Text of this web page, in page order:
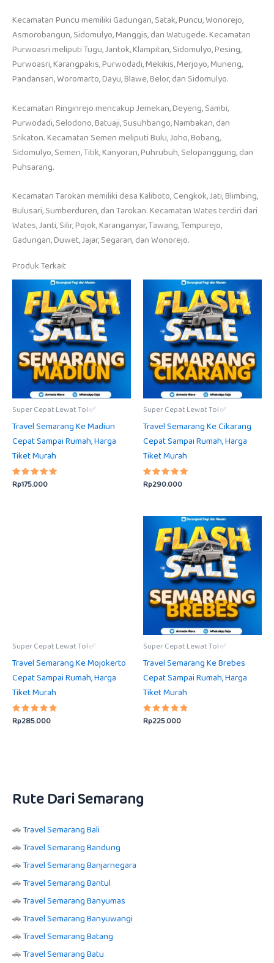
Kecamatan Puncu memiliki Gadungan, Satak, Puncu, Wonorejo,
Asmorobangun, Sidomulyo, Manggis, dan Watugede. Kecamatan
Purwoasri meliputi Tugu, Jantok, Klampitan, Sidomulyo, Pesing,
Purwoasri, Karangpakis, Purwodadi, Mekikis, Merjoyo, Muneng,
Pandansari, Woromarto, Dayu, Blawe, Belor, dan Sidomulyo.
Kecamatan Ringinrejo mencakup Jemekan, Deyeng, Sambi,
Purwodadi, Selodono, Batuaji, Susuhbango, Nambakan, dan
Srikaton. Kecamatan Semen meliputi Bulu, Joho, Bobang,
Sidomulyo, Semen, Titik, Kanyoran, Puhrubuh, Selopanggung, dan
Puhsarang.
Kecamatan Tarokan memiliki desa Kaliboto, Cengkok, Jati, Blimbing,
Bulusari, Sumberduren, dan Tarokan. Kecamatan Wates terdiri dari
Wates, Janti, Silir, Pojok, Karanganyar, Tawang, Tempurejo,
Gadungan, Duwet, Jajar, Segaran, dan Wonorejo.
Produk Terkait
Super Cepat Lewat Tol ✅
Travel Semarang Ke Madiun
Cepat Sampai Rumah, Harga
Tiket Murah
Dinilai
5.00
Rp175.000
Super Cepat Lewat Tol ✅
Travel Semarang Ke Cikarang
Cepat Sampai Rumah, Harga
Tiket Murah
Dinilai
5.00
Rp290.000
Super Cepat Lewat Tol ✅
Travel Semarang Ke Mojokerto
Cepat Sampai Rumah, Harga
Tiket Murah
Dinilai
5.00
Rp285.000
Super Cepat Lewat Tol ✅
Travel Semarang Ke Brebes
Cepat Sampai Rumah, Harga
Tiket Murah
Dinilai
5.00
Rp225.000
Rute Dari Semarang
🚗Travel Semarang Bali
🚗Travel Semarang Bandung
🚗Travel Semarang Banjarnegara
🚗Travel Semarang Bantul
🚗Travel Semarang Banyumas
🚗Travel Semarang Banyuwangi
🚗Travel Semarang Batang
🚗Travel Semarang Batu